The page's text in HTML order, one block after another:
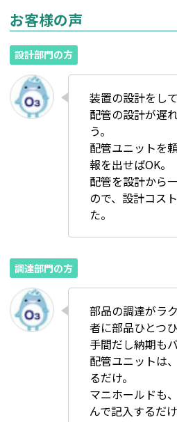
お客様の声
設計部門の方
装置の設計をし
配管の設計が遅
う。
配管ユニットを
報を出せばOK。
配管を設計から
ので、設計コス
た。
調達部門の方
部品の調達がラ
者に部品ひとつ
手間だし納期も
配管ユニットは
るだけ。
マニホールドも
んで記入するだけ